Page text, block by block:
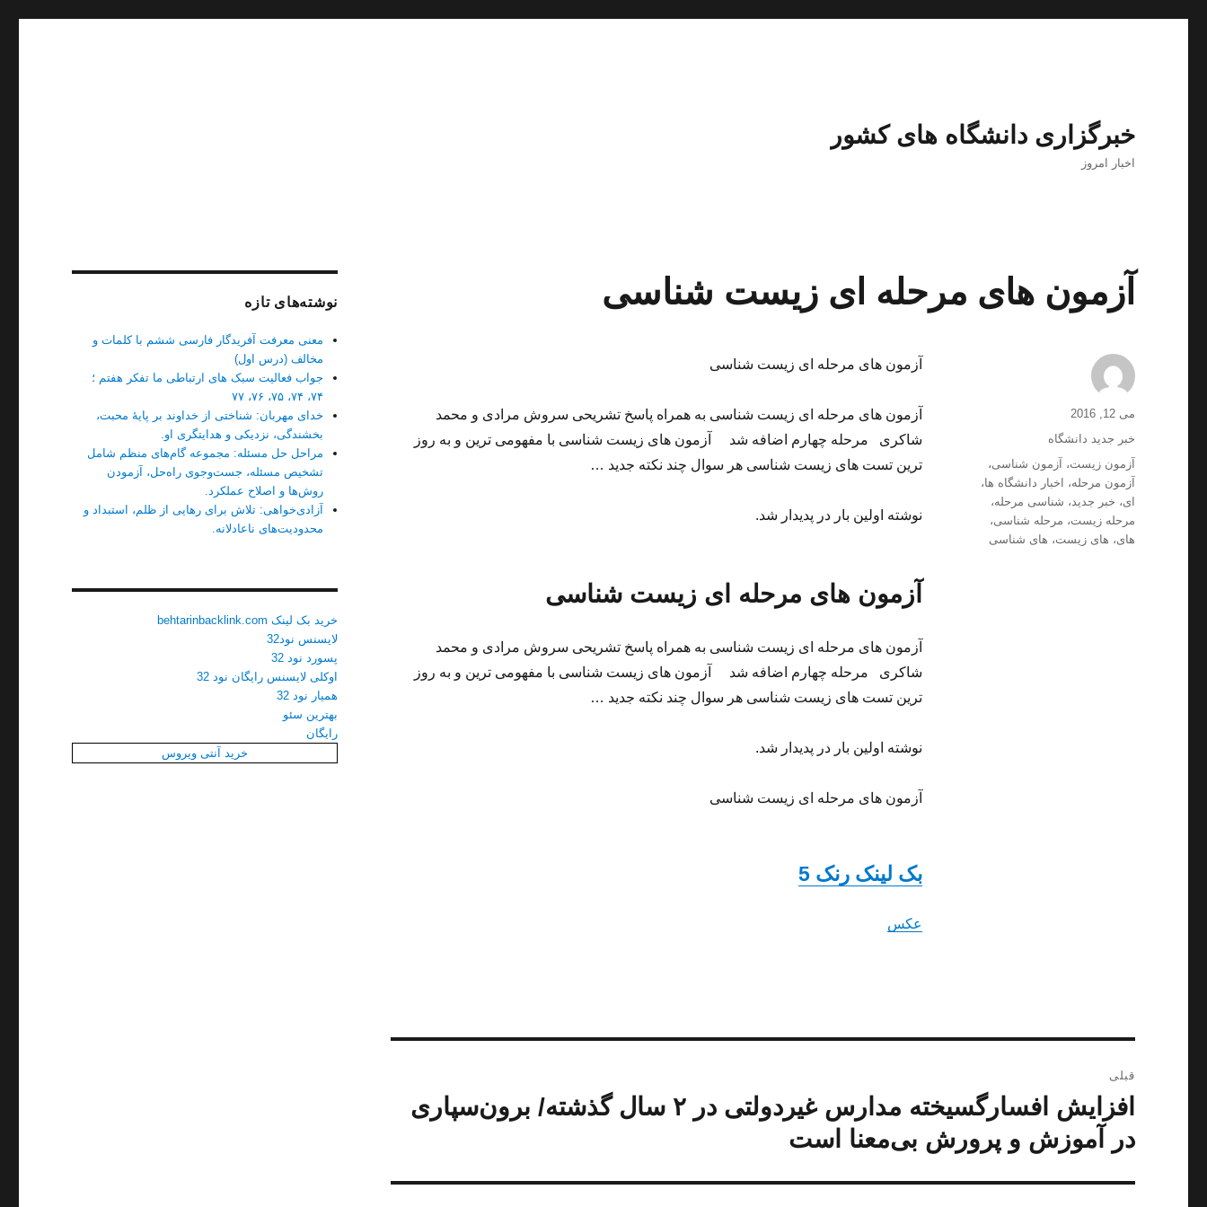
خبرگزاری دانشگاه های کشور
اخبار امروز
آزمون های مرحله ای زیست شناسی
آزمون های مرحله ای زیست شناسی
آزمون های مرحله ای زیست شناسی به همراه پاسخ تشریحی سروش مرادی و محمد
شاکری مرحله چهارم اضافه شد آزمون های زیست شناسی با مفهومی ترین و به روز
ترین تست های زیست شناسی هر سوال چند نکته جدید …
نوشته اولین بار در پدیدار شد.
آزمون های مرحله ای زیست شناسی
آزمون های مرحله ای زیست شناسی به همراه پاسخ تشریحی سروش مرادی و محمد
شاکری مرحله چهارم اضافه شد آزمون های زیست شناسی با مفهومی ترین و به روز
ترین تست های زیست شناسی هر سوال چند نکته جدید …
نوشته اولین بار در پدیدار شد.
آزمون های مرحله ای زیست شناسی
بک لینک رنک 5
عکس
نویسنده
ارسال
می 12, 2016
دسته‌ها
خبر جدید دانشگاه
برچسب‌ها
آزمون زیست، آزمون شناسی،
آزمون مرحله، اخبار دانشگاه ها،
ای، خبر جدید، شناسی مرحله،
مرحله زیست، مرحله شناسی،
های، های زیست، های شناسی
نوشته
قبلی
نوشته
قبلی:
افزایش افسارگسیخته مدارس غیردولتی در ۲ سال گذشته/ برون‌سپاری
در آموزش و پرورش بی‌معنا است
نوشته‌های تازه
معنی معرفت آفریدگار فارسی ششم با کلمات و
مخالف (درس اول)
جواب فعالیت سبک های ارتباطی ما تفکر هفتم ؛
۷۴، ۷۴، ۷۵، ۷۶، ۷۷
خدای مهربان: شناختی از خداوند بر پایهٔ محبت،
بخشندگی، نزدیکی و هدایتگری او.
مراحل حل مسئله: مجموعه گام‌های منظم شامل
تشخیص مسئله، جست‌وجوی راه‌حل، آزمودن
روش‌ها و اصلاح عملکرد.
آزادی‌خواهی: تلاش برای رهایی از ظلم، استبداد و
محدودیت‌های ناعادلانه.
خرید بک لینک behtarinbacklink.com
لایسنس نود32
پسورد نود 32
اوکلی لایسنس رایگان نود 32
همیار نود 32
بهترین سئو
رایگان
خرید آنتی ویروس